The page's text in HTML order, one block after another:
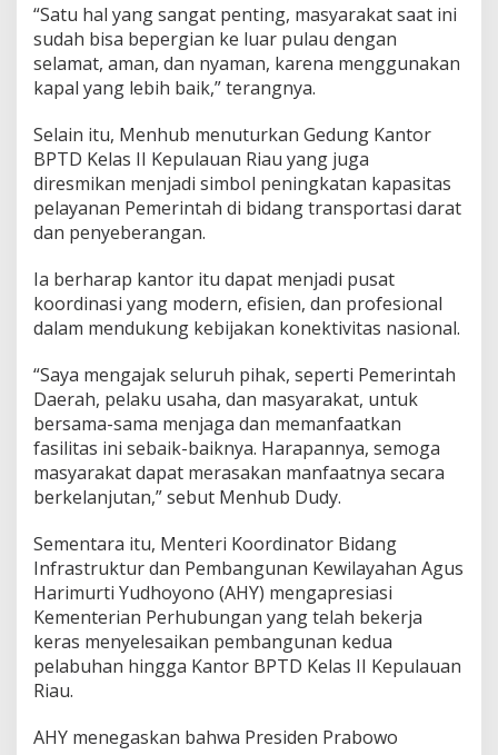
“Satu hal yang sangat penting, masyarakat saat ini
sudah bisa bepergian ke luar pulau dengan
selamat, aman, dan nyaman, karena menggunakan
kapal yang lebih baik,” terangnya.
Selain itu, Menhub menuturkan Gedung Kantor
BPTD Kelas II Kepulauan Riau yang juga
diresmikan menjadi simbol peningkatan kapasitas
pelayanan Pemerintah di bidang transportasi darat
dan penyeberangan.
Ia berharap kantor itu dapat menjadi pusat
koordinasi yang modern, efisien, dan profesional
dalam mendukung kebijakan konektivitas nasional.
“Saya mengajak seluruh pihak, seperti Pemerintah
Daerah, pelaku usaha, dan masyarakat, untuk
bersama-sama menjaga dan memanfaatkan
fasilitas ini sebaik-baiknya. Harapannya, semoga
masyarakat dapat merasakan manfaatnya secara
berkelanjutan,” sebut Menhub Dudy.
Sementara itu, Menteri Koordinator Bidang
Infrastruktur dan Pembangunan Kewilayahan Agus
Harimurti Yudhoyono (AHY) mengapresiasi
Kementerian Perhubungan yang telah bekerja
keras menyelesaikan pembangunan kedua
pelabuhan hingga Kantor BPTD Kelas II Kepulauan
Riau.
AHY menegaskan bahwa Presiden Prabowo